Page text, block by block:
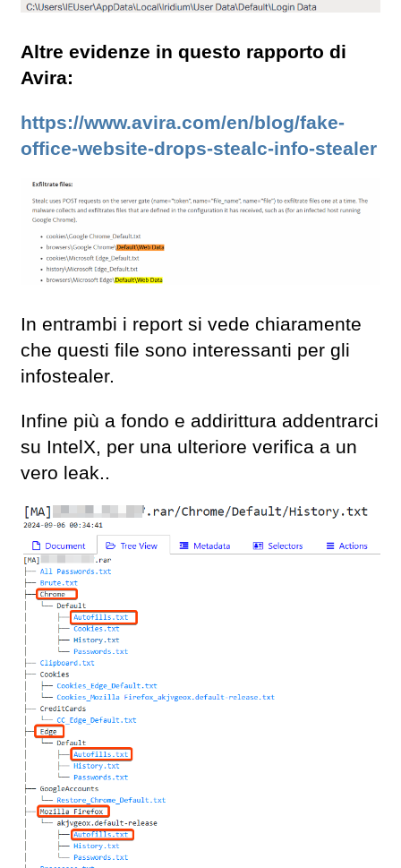
Altre evidenze in questo rapporto di
Avira:
https://www.avira.com/en/blog/fake-
office-website-drops-stealc-info-stealer
In entrambi i report si vede chiaramente
che questi file sono interessanti per gli
infostealer.
Infine più a fondo e addirittura addentrarci
su IntelX, per una ulteriore verifica a un
vero leak..